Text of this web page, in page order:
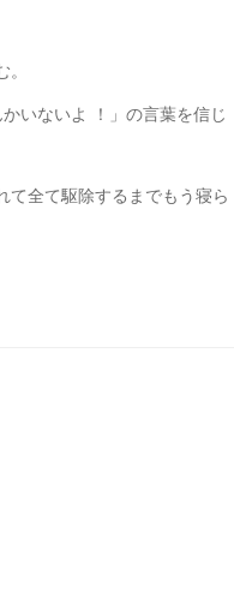
いないよ ！」の言葉を信じ
て全て駆除するまでもう寝ら